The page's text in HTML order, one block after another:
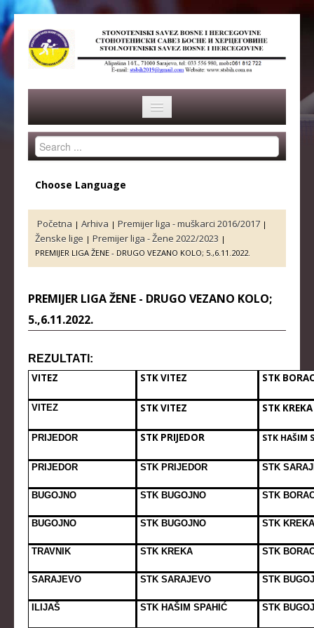
ISTORIJA
ORGANI SAVEZA
OSNOVNI PODACI
ŽENSKA SENIORSKA REPREZENTACIJA
ŽENSKA JUNIORSKA REPREZENTACIJA
MUŠKA KADETSKA REPREZENTACIJA
ŽENSKA KADETSKA REPREZENTACIJA
RANG LISTE
SENIORI
SENIORKE
JUNIORI
JUNIORKE
Search
...
Choose Language
Početna | Arhiva | Premijer liga - muškarci 2016/2017 |
Ženske lige | Premijer liga - Žene 2022/2023 |
PREMIJER LIGA ŽENE - DRUGO VEZANO KOLO; 5.,6.11.2022.
PREMIJER LIGA ŽENE - DRUGO VEZANO KOLO;
5.,6.11.2022.
REZULTATI:
VITEZ STK VITEZ STK
VITEZ STK VITEZ STK KREKA
PRIJEDOR STK PRIJEDOR STK HAŠIM
PRIJEDOR STK PRIJEDOR STK
BUGOJNO STK BUGOJNO STK
BUGOJNO STK BUGOJNO STK KREKA
TRAVNIK STK KREKA STK
SARAJEVO STK SARAJEVO STK
ILIJAŠ STK HAŠIM SPAHIĆ STK